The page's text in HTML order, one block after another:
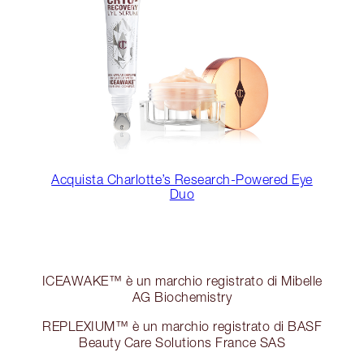
Acquista Charlotte’s Research-Powered Eye
Duo
ICEAWAKE™ è un marchio registrato di Mibelle
AG Biochemistry
REPLEXIUM™ è un marchio registrato di BASF
Beauty Care Solutions France SAS